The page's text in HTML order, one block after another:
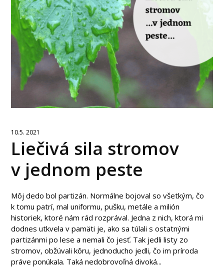
10.5. 2021
Liečivá sila stromov
v jednom peste
Môj dedo bol partizán. Normálne bojoval so všetkým, čo
k tomu patrí, mal uniformu, pušku, metále a milión
historiek, ktoré nám rád rozprával. Jedna z nich, ktorá mi
dodnes utkvela v pamäti je, ako sa túlali s ostatnými
partizánmi po lese a nemali čo jesť. Tak jedli listy zo
stromov, obžúvali kôru, jednoducho jedli, čo im príroda
práve ponúkala. Taká nedobrovoľná divoká...